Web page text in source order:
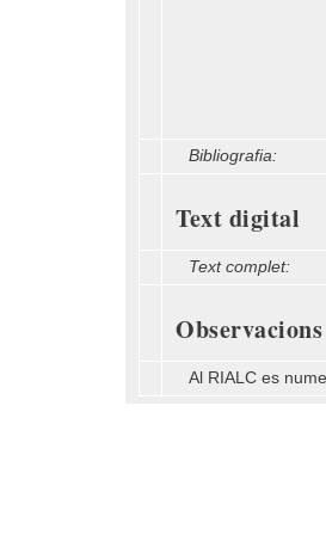
Bibliografia:
Text digital
Text complet:
Observacions
Al RIALC es